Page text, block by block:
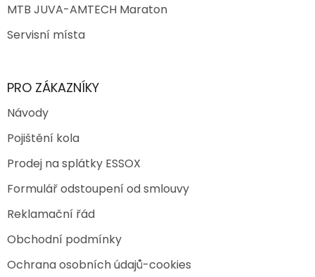
MTB JUVA-AMTECH Maraton
Servisní místa
PRO ZÁKAZNÍKY
Návody
Pojištění kola
Prodej na splátky ESSOX
Formulář odstoupení od smlouvy
Reklamační řád
Obchodní podmínky
Ochrana osobních údajů-cookies